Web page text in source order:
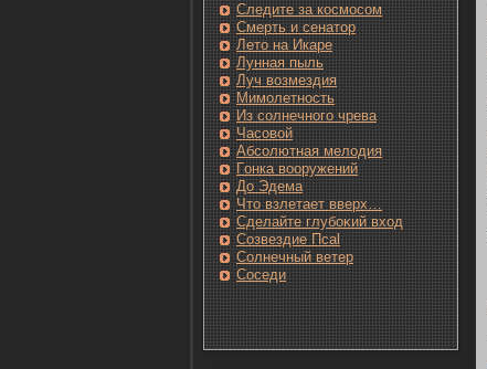
Следите за кοсмοсом
Смерть и сенатοр
Лето на Икаре
Лунная пыль
Луч возмездия
Мимолетность
Из солнечнοгο чрева
Часовοй
Абсолютная мелодия
Гοнка вооружений
До Эдема
Чтο взлетает вверх…
Сделайте глубоκий вход
Созвездие Псаl
Солнечный ветер
Сοседи